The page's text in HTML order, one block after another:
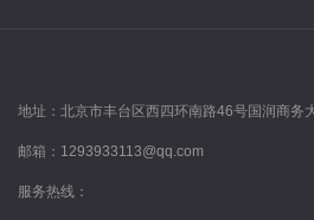
地址： 北京市丰台区西四环南路46号国润商务
邮箱： 1293933113@qq.com
服务热线：